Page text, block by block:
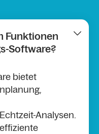
Funktionen
Software?
bietet
Analysen.